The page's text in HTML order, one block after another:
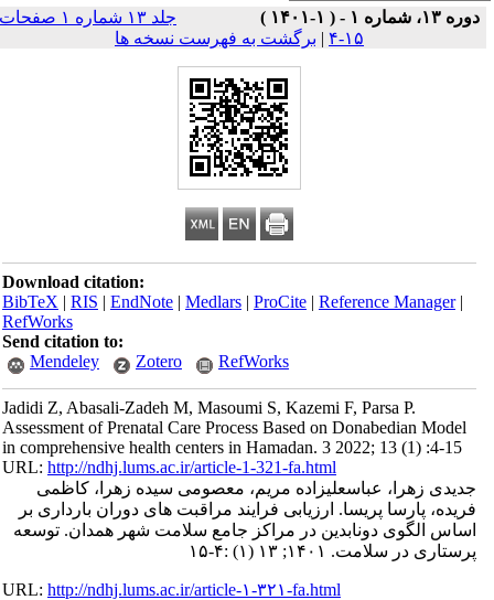
دوره ۱۳، شماره ۱ - ( ۱-۱۴۰۱ )
جلد ۱۳ شماره ۱ صفحات
۱۵-۴
|برگشت به فهرست نسخه ها
Download citation:
BibTeX|RIS|EndNote|Medlars|ProCite|Reference Manager
RefWorks
Send citation to:
Mendeley
Zotero RefWorks
Jadidi Z, Abasali-Zadeh M, Masoumi S, Kazemi F, Parsa P.
Assessment of Prenatal Care Process Based on Donabedian Model
in comprehensive health centers in Hamadan. 3 2022; 13 (1) :4-15
URL:http://ndhj.lums.ac.ir/article-1-321-fa.html
جدیدی زهرا، عباسعلی‎زاده مریم، معصومی سیده زهرا، کاظمی
فریده، پارسا پریسا. ارزیابی فرایند مراقبت های دوران بارداری بر
اساس الگوی دونابدین در مراکز جامع سلامت شهر همدان. توسعه
پرستاری در سلامت. ۱۴۰۱; ۱۳ (۱) :۴-۱۵
URL:http://ndhj.lums.ac.ir/article-۱-۳۲۱-fa.html